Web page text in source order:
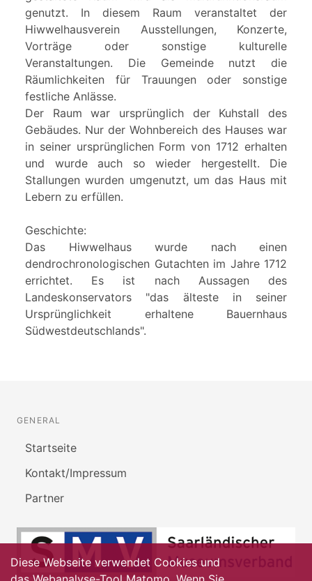
genutzt. In diesem Raum veranstaltet der
Hiwwelhausverein Ausstellungen, Konzerte,
Vorträge oder sonstige kulturelle
Veranstaltungen. Die Gemeinde nutzt die
Räumlichkeiten für Trauungen oder sonstige
festliche Anlässe.
Der Raum war ursprünglich der Kuhstall des
Gebäudes. Nur der Wohnbereich des Hauses war
in seiner ursprünglichen Form von 1712 erhalten
und wurde auch so wieder hergestellt. Die
Stallungen wurden umgenutzt, um das Haus mit
Lebern zu erfüllen.
Geschichte:
Das Hiwwelhaus wurde nach einen
dendrochronologischen Gutachten im Jahre 1712
errichtet. Es ist nach Aussagen des
Landeskonservators "das älteste in seiner
Ursprünglichkeit erhaltene Bauernhaus
Südwestdeutschlands".
GENERAL
Startseite
Kontakt/Impressum
Partner
Diese Webseite verwendet Cookies und